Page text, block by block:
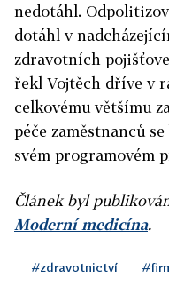
nedotáhl.
dotáhl v
zdravotních
řekl Vojtěch dříve v
celkovému většímu
péče zaměstnanců
svém programovém
Článek byl
Moderní medicína.
#zdravotnictví